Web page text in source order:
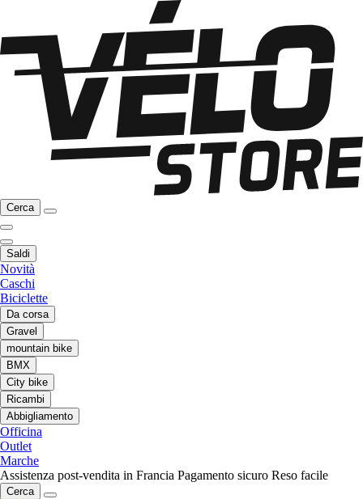
Cerca
Saldi
Novità
Caschi
Biciclette
Da corsa
Gravel
mountain bike
BMX
City bike
Ricambi
Abbigliamento
Officina
Outlet
Marche
Assistenza post-vendita in Francia Pagamento sicuro Reso facile
Cerca